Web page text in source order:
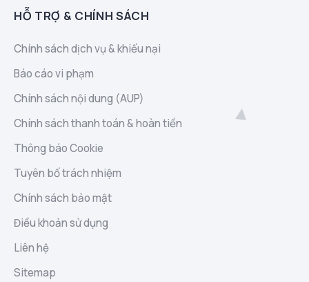
HỖ TRỢ & CHÍNH SÁCH
Chính sách dịch vụ & khiếu nại
Báo cáo vi phạm
Chính sách nội dung (AUP)
Chính sách thanh toán & hoàn tiền
Thông báo Cookie
Tuyên bố trách nhiệm
Chính sách bảo mật
Điều khoản sử dụng
Liên hệ
Sitemap